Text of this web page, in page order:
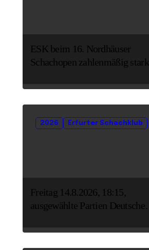
ESK beim 16. Nordhäuser
Schachopen zahlenmäßig stark
2026 Erfurter Schachklub
Freitag 14.8.2026, 18:15,
ausgewählte Partien Deutsche